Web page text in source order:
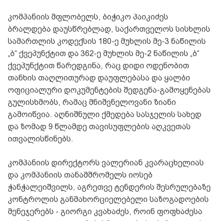
კომპანიის მფლობელს, ბიჭიკო პაიკიძეს
ბრალდება დაუსწრებლად, საქართველოს სისხლის
სამართლის კოდექსის 180-ე მუხლის მე-3 ნაწილის
„ბ“ ქვეპუნქტით და 362-ე მუხლის მე-2 ნაწილის „ბ“
ქვეპუნქტით წარედგინა, რაც დიდი ოდენობით
თანხის თაღლითურად დაუფლებასა და ყალბი
ოფიციალური დოკუმენტების შედგენა-გამოყენებას
გულისხმობს, რამაც მნიშვნელოვანი ზიანი
გამოიწვია. აღნიშნული ქმედება სასჯელის სახედ
და ზომად 9 წლამდე თავისუფლების აღკვეთას
ითვალისწინებს.
კომპანიის დირექტორს ვალერიან კვარაცხელიას
და კომპანიის თანამშრომელს იოსებ
ჭანჭალეიშვილს, აგრეთვე ტენდერის შესრულებაზე
კონტროლის განმახორციელებელი საზოგადოების
მენეჯერებს - გიორგი კვახაძეს, როინ ფოფხაძესა